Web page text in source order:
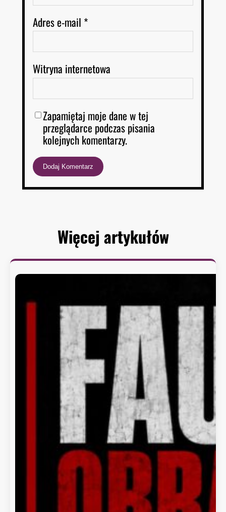
Adres e-mail *
Witryna internetowa
Zapamiętaj moje dane w tej
przeglądarce podczas pisania
kolejnych komentarzy.
Więcej artykułów